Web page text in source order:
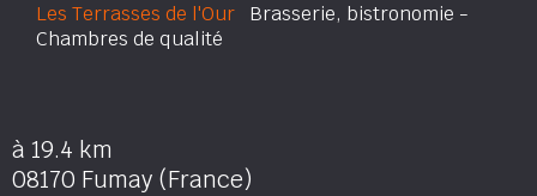
Les Terrasses de l'Our Brasserie, bistronomie -
Chambres de qualité
à 19.4 km
08170 Fumay (France)